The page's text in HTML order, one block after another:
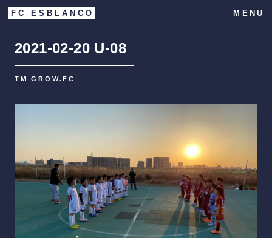
FC ESBLANCO MENU
2021-02-20 U-08
TM GROW.FC